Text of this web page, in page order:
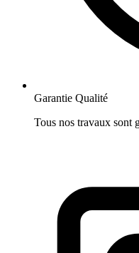
Garantie Qualité
Tous nos travaux sont